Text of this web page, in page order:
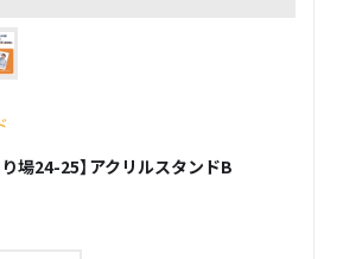
場24-25】アクリルスタンドB